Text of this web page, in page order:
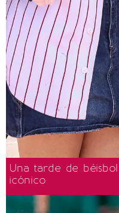
Una tarde de
icónico